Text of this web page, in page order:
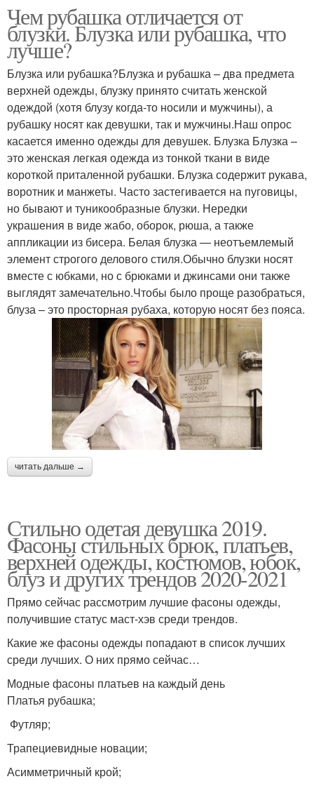
Чем рубашка отличается от
блузки. Блузка или рубашка, что
лучше?
Блузка или рубашка?Блузка и рубашка – два предмета
верхней одежды, блузку принято считать женской
одеждой (хотя блузу когда-то носили и мужчины), а
рубашку носят как девушки, так и мужчины.Наш опрос
касается именно одежды для девушек. Блузка Блузка –
это женская легкая одежда из тонкой ткани в виде
короткой приталенной рубашки. Блузка содержит рукава,
воротник и манжеты. Часто застегивается на пуговицы,
но бывают и туникообразные блузки. Нередки
украшения в виде жабо, оборок, рюша, а также
аппликации из бисера. Белая блузка — неотъемлемый
элемент строгого делового стиля.Обычно блузки носят
вместе с юбками, но с брюками и джинсами они также
выглядят замечательно.Чтобы было проще разобраться,
блуза – это просторная рубаха, которую носят без пояса.
читать дальше →
Стильно одетая девушка 2019.
Фасоны стильных брюк, платьев,
верхней одежды, костюмов, юбок,
блуз и других трендов 2020-2021
Прямо сейчас рассмотрим лучшие фасоны одежды,
получившие статус маст-хэв среди трендов.
Какие же фасоны одежды попадают в список лучших
среди лучших. О них прямо сейчас…
Модные фасоны платьев на каждый день
Платья рубашка;
Футляр;
Трапециевидные новации;
Асимметричный крой;